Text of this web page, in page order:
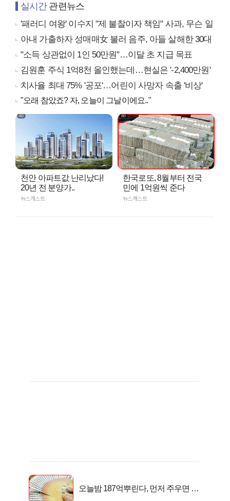
실시간관련뉴스
'패러디 여왕' 이수지 "제 불찰이자 책임" 사과, 무슨 일
아내 가출하자 성매매女 불러 음주, 아들 살해한 30대
"소득 상관없이 1인 50만원"…이달 초 지급 목표
김원훈 주식 1억8천 올인했는데…현실은 '-2,400만원'
치사율 최대 75% '공포'…어린이 사망자 속출 '비상'
"오래 참았죠? 자, 오늘이 그날이에요.."
천안 아파트값 난리났다!
20년 전 분양가..
뉴스캐스트
한국로또, 8월부터 전국
민에 1억원씩 준다
뉴스캐스트
오늘밤 187억뿌린다, 먼저 주우면 최